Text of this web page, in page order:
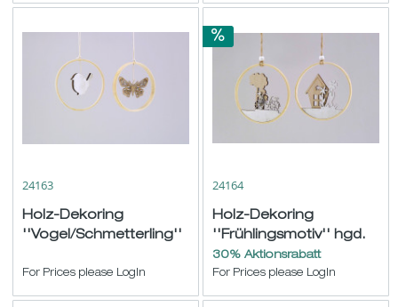
24163
Holz-Dekoring
''Vogel/Schmetterling''
ø10cm
For Prices please LogIn
24164
Holz-Dekoring
''Frühlingsmotiv'' hgd.
natur-weiß sort. ø15cm
30% Aktionsrabatt
For Prices please LogIn